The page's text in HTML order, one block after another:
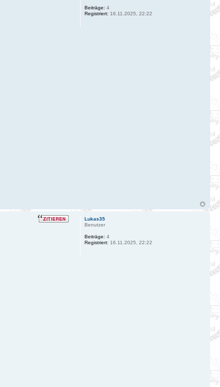
Beiträge: 4
Registriert: 16.11.2025, 22:22
Lukas35
Benutzer
Beiträge: 4
Registriert: 16.11.2025, 22:22